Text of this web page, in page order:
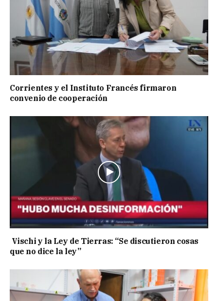
Corrientes y el Instituto Francés firmaron
convenio de cooperación
Vischi y la Ley de Tierras: “Se discutieron cosas
que no dice la ley”